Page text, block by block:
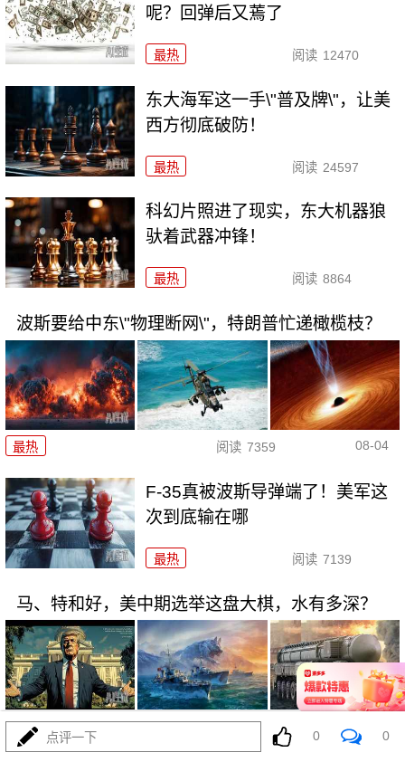
呢？回弹后又蔫了
最热 阅读 12470
东大海军这一手\"普及牌\"，让美
西方彻底破防！
最热 阅读 24597
科幻片照进了现实，东大机器狼
驮着武器冲锋！
最热 阅读 8864
波斯要给中东\"物理断网\"，特朗普忙递橄榄枝？
最热 阅读 7359 08-04
F-35真被波斯导弹端了！美军这
次到底输在哪
最热 阅读 7139
马、特和好，美中期选举这盘大棋，水有多深？
最热 阅读 6512
点评一下 0 0